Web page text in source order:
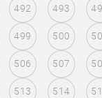
492 493
499 500
506 507
513 514